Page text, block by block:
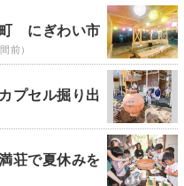
にぎわい市
前）
プセル掘り出
荘で夏休みを